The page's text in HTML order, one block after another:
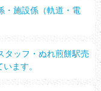
・施設係（軌道・電
タッフ・ぬれ煎餅駅売
ます。